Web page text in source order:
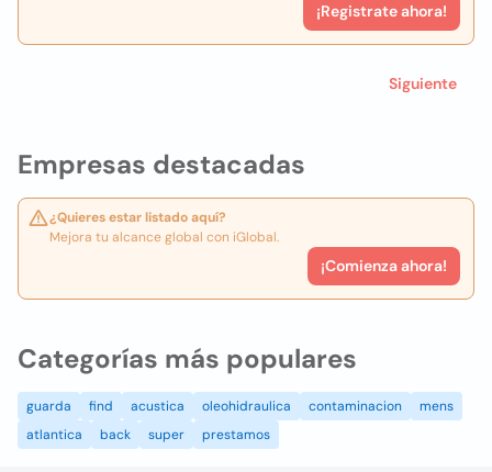
Empresas destacadas
¿Quieres estar listado aquí?
Mejora tu alcance global con iGlobal.
¡Comienza ahora!
¡Registrate ahora!
Siguiente
Categorías más populares
guarda find acustica oleohidraulica contaminacion
mens
atlantica
back super prestamos